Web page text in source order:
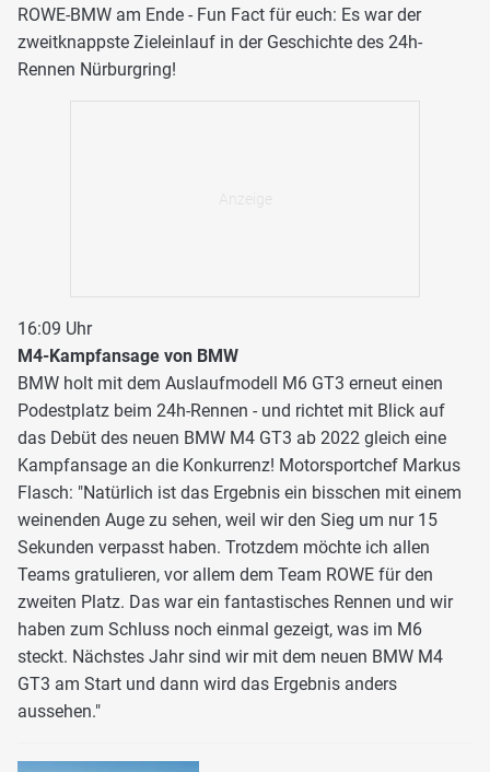
ROWE-BMW am Ende - Fun Fact für euch: Es war der
zweitknappste Zieleinlauf in der Geschichte des 24h-
Rennen Nürburgring!
16:09 Uhr
M4-Kampfansage von BMW
BMW holt mit dem Auslaufmodell M6 GT3 erneut einen
Podestplatz beim 24h-Rennen - und richtet mit Blick auf
das Debüt des neuen BMW M4 GT3 ab 2022 gleich eine
Kampfansage an die Konkurrenz! Motorsportchef Markus
Flasch: "Natürlich ist das Ergebnis ein bisschen mit einem
weinenden Auge zu sehen, weil wir den Sieg um nur 15
Sekunden verpasst haben. Trotzdem möchte ich allen
Teams gratulieren, vor allem dem Team ROWE für den
zweiten Platz. Das war ein fantastisches Rennen und wir
haben zum Schluss noch einmal gezeigt, was im M6
steckt. Nächstes Jahr sind wir mit dem neuen BMW M4
GT3 am Start und dann wird das Ergebnis anders
aussehen."